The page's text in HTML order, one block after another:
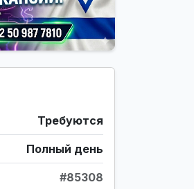
Требуются
Полный день
#85308